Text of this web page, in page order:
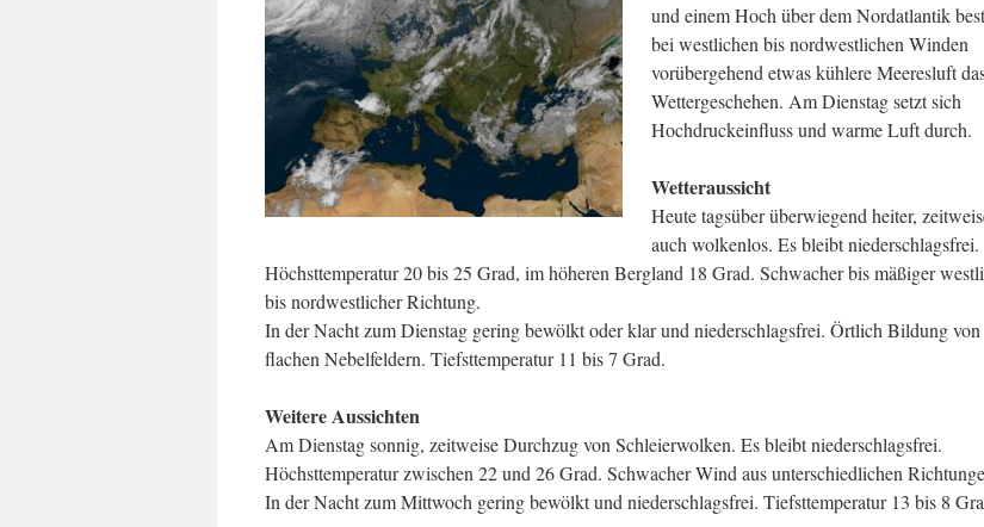
und einem Hoch über dem Nordatlantik
bei westlichen bis nordwestlichen Winden
vorübergehend etwas kühlere Meeresluft
Wettergeschehen. Am Dienstag setzt sich
Hochdruckeinfluss und warme Luft durch.
Wetteraussicht
Heute tagsüber überwiegend heiter,
auch wolkenlos. Es bleibt niederschlagsfrei.
Höchsttemperatur 20 bis 25 Grad, im höheren Bergland 18 Grad. Schwacher bis mäßiger
bis nordwestlicher Richtung.
In der Nacht zum Dienstag gering bewölkt oder klar und niederschlagsfrei. Örtlich Bildung von
flachen Nebelfeldern. Tiefsttemperatur 11 bis 7 Grad.
Weitere Aussichten
Am Dienstag sonnig, zeitweise Durchzug von Schleierwolken. Es bleibt niederschlagsfrei.
Höchsttemperatur zwischen 22 und 26 Grad. Schwacher Wind aus unterschiedlichen
In der Nacht zum Mittwoch gering bewölkt und niederschlagsfrei. Tiefsttemperatur 13 bis 8